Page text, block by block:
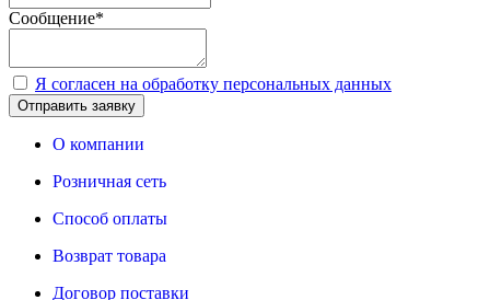
Сообщение*
Я согласен на обработку персональных данных
Отправить заявку
О компании
Розничная сеть
Способ оплаты
Возврат товара
Договор поставки